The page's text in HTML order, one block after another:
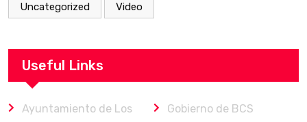
Uncategorized Video
Useful Links
Ayuntamiento de Los
Gobierno de BCS